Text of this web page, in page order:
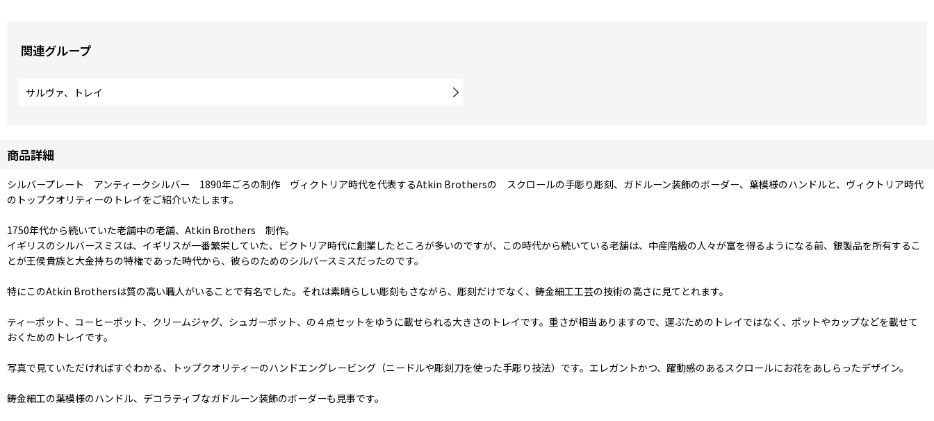
関連グループ
サルヴァ、トレイ
商品詳細
シルバープレート アンティークシルバー 1890年ごろの制作 ヴィクトリア時代を代表するAtkin Brothersの スクロールの手彫り彫刻、ガドルーン装飾のボーダー、葉模様のハンドルと、ヴィクトリア時代
のトップクオリティーのトレイをご紹介いたします。
1750年代から続いていた老舗中の老舗、Atkin Brothers 制作。
イギリスのシルバースミスは、イギリスが一番繁栄していた、ビクトリア時代に創業したところが多いのですが、この時代から続いている老舗は、中産階級の人々が富を得るようになる前、銀製品を所有するこ
とが王侯貴族と大金持ちの特権であった時代から、彼らのためのシルバースミスだったのです。
特にこのAtkin Brothersは質の高い職人がいることで有名でした。それは素晴らしい彫刻もさながら、彫刻だけでなく、鋳金細工工芸の技術の高さに見てとれます。
ティーポット、コーヒーポット、クリームジャグ、シュガーポット、の４点セットをゆうに載せられる大きさのトレイです。重さが相当ありますので、運ぶためのトレイではなく、ポットやカップなどを載せて
おくためのトレイです。
写真で見ていただければすぐわかる、トップクオリティーのハンドエングレービング（ニードルや彫刻刀を使った手彫り技法）です。エレガントかつ、躍動感のあるスクロールにお花をあしらったデザイン。
鋳金細工の葉模様のハンドル、デコラティブなガドルーン装飾のボーダーも見事です。